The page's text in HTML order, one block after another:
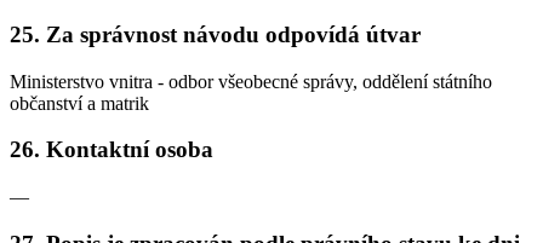
25. Za správnost návodu odpovídá útvar
Ministerstvo vnitra - odbor všeobecné správy, oddělení státního
občanství a matrik
26. Kontaktní osoba
—